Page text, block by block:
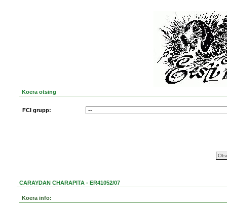
Koera otsing
FCI grupp:
CARAYDAN CHARAPITA - ER41052/07
Koera info: